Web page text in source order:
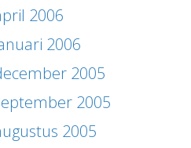
2006
2006
2005
2005
2005